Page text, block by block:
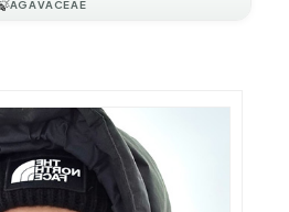
AGAVACEAE